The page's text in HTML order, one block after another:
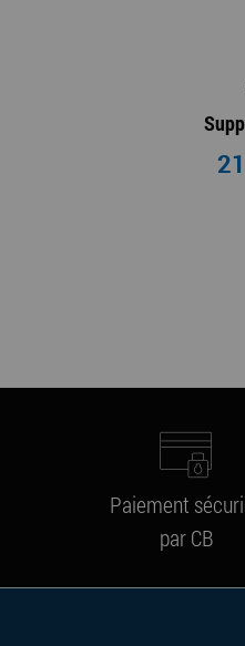
Paiement
par CB